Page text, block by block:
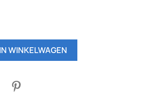
IN WINKELWAGEN